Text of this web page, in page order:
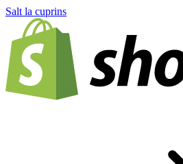
Salt la cuprins